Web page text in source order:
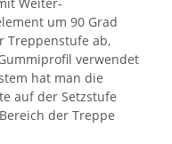
Weiter-
um 90 Grad
Treppenstufe ab,
verwendet
hat man die
auf der Setzstufe
der Treppe